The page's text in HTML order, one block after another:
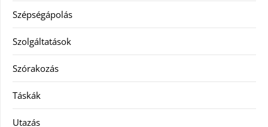
Szépségápolás
Szolgáltatások
Szórakozás
Táskák
Utazás